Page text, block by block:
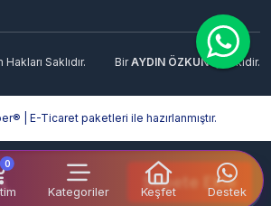
Sepete Ekle
0
Kategoriler Keşfet Destek
Hakları Saklıdır. BirAYDIN ÖZKUNİştirakidir.
| E-Ticaret paketleri ile hazırlanmıştır.